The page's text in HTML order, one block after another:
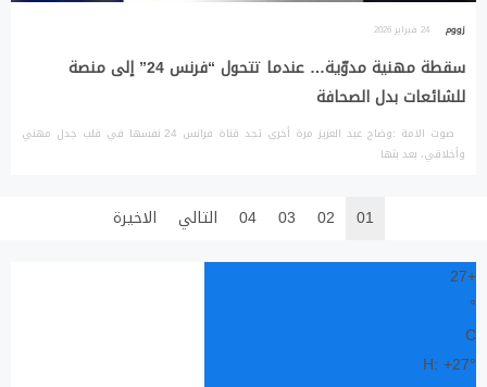
زووم 24 فبراير 2026
سقطة مهنية مدوّية… عندما تتحول “فرنس 24” إلى منصة
للشائعات بدل الصحافة
صوت الامة :وضاح عبد العزيز مرة أخرى تجد قناة فرانس 24 نفسها في قلب جدل مهني
وأخلاقي، بعد بثها
01
02
03
04 التالي
الاخيرة
+
27
°
C
H: +27°